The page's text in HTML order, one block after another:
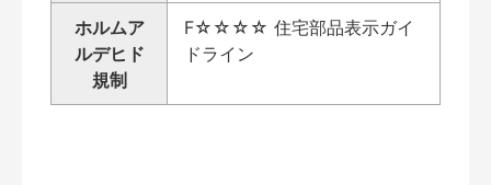
ホルムア
ルデヒド
規制
F☆☆☆☆ 住宅部品表示ガイ
ドライン